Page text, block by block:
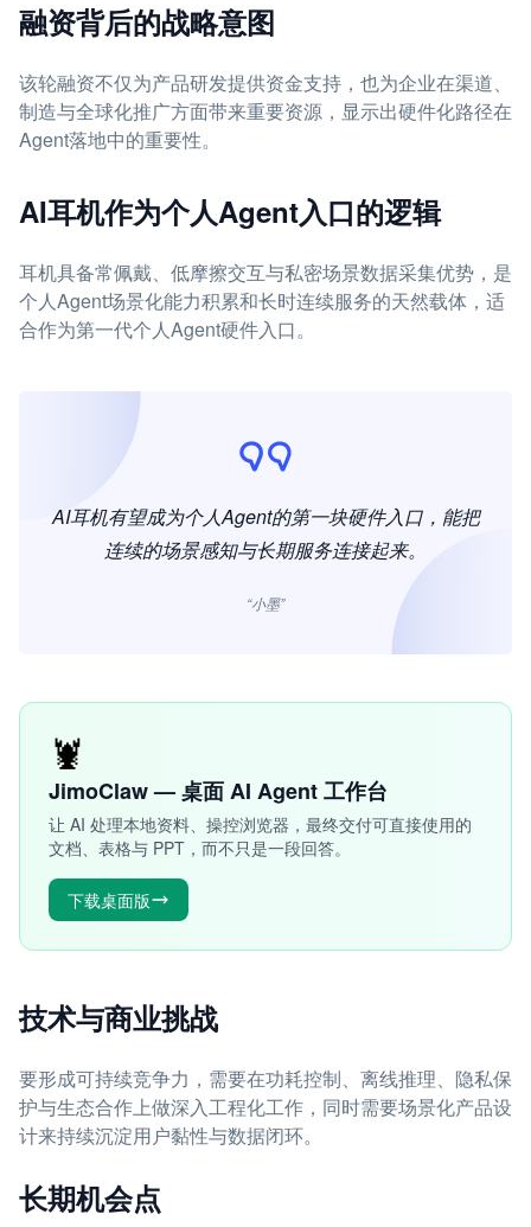
融资背后的战略意图
该轮融资不仅为产品研发提供资金支持，也为企业在渠道、
制造与全球化推广方面带来重要资源，显示出硬件化路径在
Agent落地中的重要性。
AI耳机作为个人Agent入口的逻辑
耳机具备常佩戴、低摩擦交互与私密场景数据采集优势，是
个人Agent场景化能力积累和长时连续服务的天然载体，适
合作为第一代个人Agent硬件入口。
AI耳机有望成为个人Agent的第一块硬件入口，能把
连续的场景感知与长期服务连接起来。
“小墨”
🦞
JimoClaw — 桌面 AI Agent 工作台
让 AI 处理本地资料、操控浏览器，最终交付可直接使用的
文档、表格与 PPT，而不只是一段回答。
下载桌面版
技术与商业挑战
要形成可持续竞争力，需要在功耗控制、离线推理、隐私保
护与生态合作上做深入工程化工作，同时需要场景化产品设
计来持续沉淀用户黏性与数据闭环。
长期机会点